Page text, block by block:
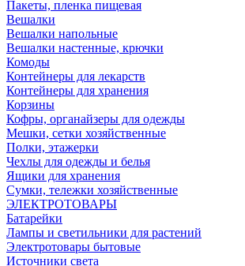
Пакеты, пленка пищевая
Вешалки
Вешалки напольные
Вешалки настенные, крючки
Комоды
Контейнеры для лекарств
Контейнеры для хранения
Корзины
Кофры, органайзеры для одежды
Мешки, сетки хозяйственные
Полки, этажерки
Чехлы для одежды и белья
Ящики для хранения
Сумки, тележки хозяйственные
ЭЛЕКТРОТОВАРЫ
Батарейки
Лампы и светильники для растений
Электротовары бытовые
Источники света